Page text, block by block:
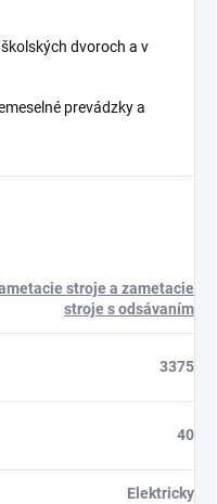
dvoroch a v
prevádzky a
stroje a zametacie
stroje s odsávaním
3375
40
Elektricky